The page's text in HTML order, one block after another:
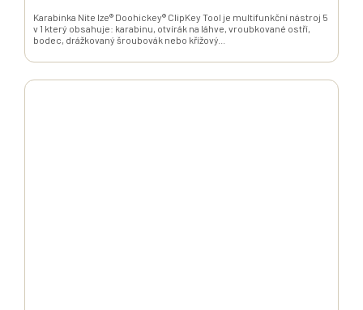
Karabinka Nite Ize® Doohickey® ClipKey Tool je multifunkční nástroj 5
v 1 který obsahuje: karabinu, otvírák na láhve, vroubkované ostří,
bodec, drážkovaný šroubovák nebo křížový...